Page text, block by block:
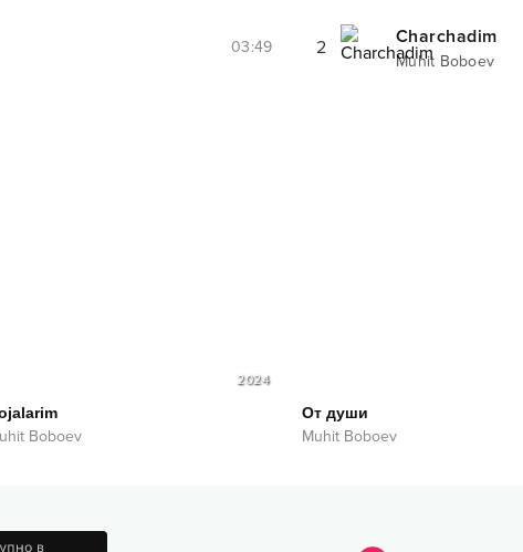
03:49 2 Charchadim
Muhit Boboev
2024
Boboev
От души
Muhit Boboev